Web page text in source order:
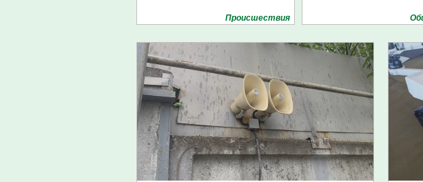
Проиcшествия